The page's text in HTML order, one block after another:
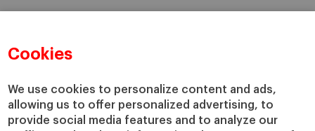
Cookies
We use cookies to personalize content and ads,
allowing us to offer personalized advertising, to
provide social media features and to analyze our